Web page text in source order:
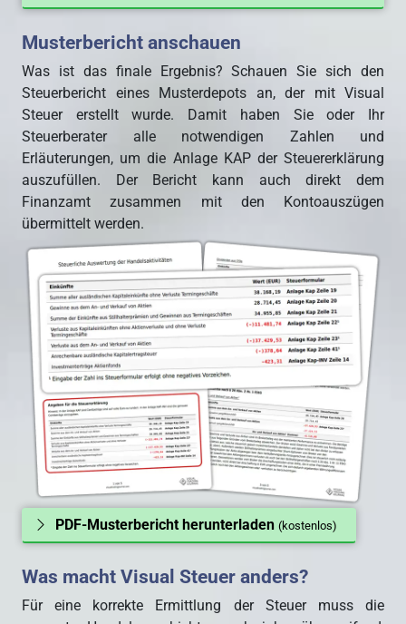
Musterbericht anschauen
Was ist das finale Ergebnis? Schauen Sie sich den
Steuerbericht eines Musterdepots an, der mit Visual
Steuer erstellt wurde. Damit haben Sie oder Ihr
Steuerberater alle notwendigen Zahlen und
Erläuterungen, um die Anlage KAP der Steuererklärung
auszufüllen. Der Bericht kann auch direkt dem
Finanzamt zusammen mit den Kontoauszügen
übermittelt werden.
PDF-Musterbericht herunterladen (kostenlos)
Was macht Visual Steuer anders?
Für eine korrekte Ermittlung der Steuer muss die